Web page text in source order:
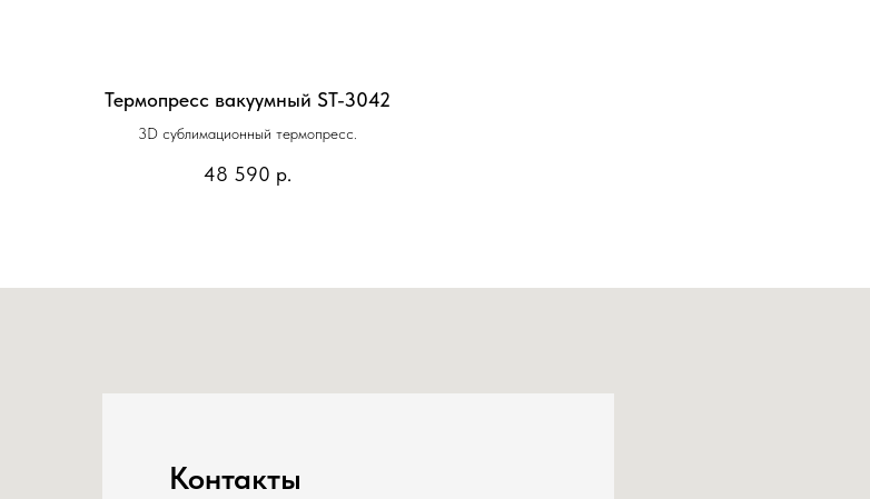
Термопресс вакуумный ST-3042
3D сублимационный термопресс.
48 590 р.
Контакты